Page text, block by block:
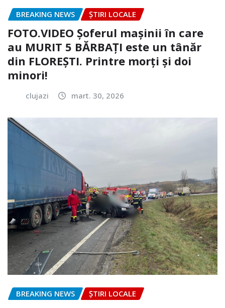
BREAKING NEWS ȘTIRI LOCALE
FOTO.VIDEO Șoferul mașinii în care
au MURIT 5 BĂRBAȚI este un tânăr
din FLOREȘTI. Printre morți și doi
minori!
clujazi mart. 30, 2026
BREAKING NEWS ȘTIRI LOCALE